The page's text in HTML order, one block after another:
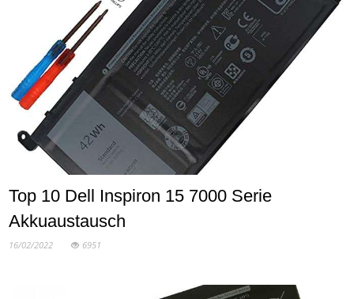
Top 10 Dell Inspiron 15 7000 Serie
Akkuaustausch
16/02/2022 6951